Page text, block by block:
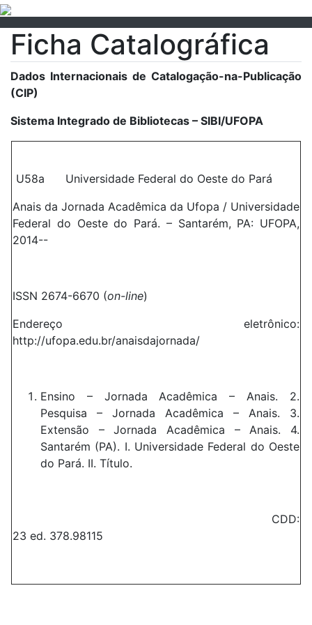
Ficha Catalográfica
Dados Internacionais de Catalogação-na-Publicação
(CIP)
Sistema Integrado de Bibliotecas – SIBI/UFOPA
U58a Universidade Federal do Oeste do Pará
Anais da Jornada Acadêmica da Ufopa / Universidade
Federal do Oeste do Pará. – Santarém, PA: UFOPA,
2014--
ISSN 2674-6670 (on-line)
Endereço eletrônico:
http://ufopa.edu.br/anaisdajornada/
Ensino – Jornada Acadêmica – Anais. 2.
Pesquisa – Jornada Acadêmica – Anais. 3.
Extensão – Jornada Acadêmica – Anais. 4.
Santarém (PA). I. Universidade Federal do Oeste
do Pará. II. Título.
CDD:
23 ed. 378.98115